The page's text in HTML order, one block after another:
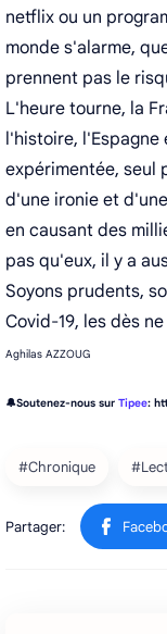
netflix ou un
monde s'alarme,
prennent pas le
L'heure tourne, la
l'histoire, l'Espagne
expérimentée, seul
d'une ironie et
en causant des
pas qu'eux, il y a
Soyons prudents,
Covid-19, les dès
Aghilas AZZOUG
🔔Soutenez-nous sur Tipee: